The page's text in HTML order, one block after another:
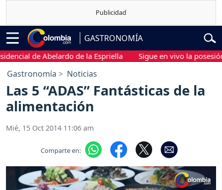
GASTRONOMÍA
de Abelardo de la Espriella Sigue en vivo la posesión
Gastronomía Noticias
Las 5 “ADAS” Fantásticas de la
alimentación
Mié, 15 Oct 2014 11:06 am
Comparte en: